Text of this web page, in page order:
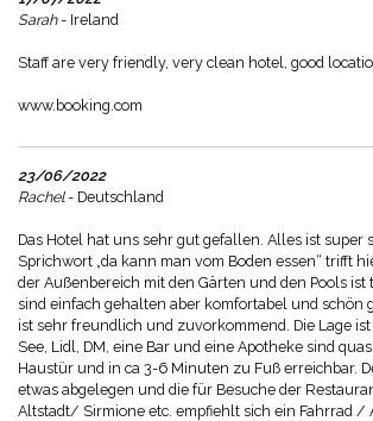
Sarah- Ireland
Staff are very friendly, very clean hotel, good
www.booking.com
23/06/2022
Rachel- Deutschland
Das Hotel hat uns sehr gut gefallen. Alles ist super
Sprichwort „da kann man vom Boden essen“ trifft
der Außenbereich mit den Gärten und den Pools ist
sind einfach gehalten aber komfortabel und schön
ist sehr freundlich und zuvorkommend. Die Lage
See, Lidl, DM, eine Bar und eine Apotheke sind
Haustür und in ca 3-6 Minuten zu Fuß erreichbar.
etwas abgelegen und die für Besuche der
Altstadt/ Sirmione etc. empfiehlt sich ein Fahrrad /